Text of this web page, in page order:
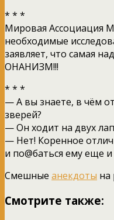
* * *
Мировая Ассоциация
необходимые
заявляет, что самая
ОНАНИЗМ!!!
* * *
— А вы знаете, в чём
зверей?
— Он ходит на двух
— Нет! Коренное
и по@баться ему еще
Смешные анекдоты на
Смотрите также: